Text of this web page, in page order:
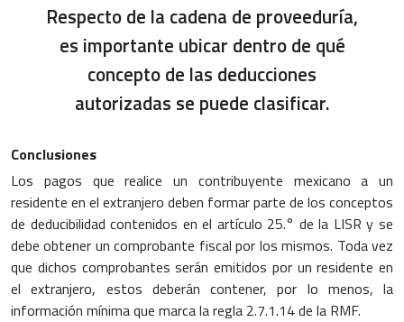
Respecto de la cadena de proveeduría,
es importante ubicar dentro de qué
concepto de las deducciones
autorizadas se puede clasificar.
Conclusiones
Los pagos que realice un contribuyente mexicano a un
residente en el extranjero deben formar parte de los conceptos
de deducibilidad contenidos en el artículo 25.° de la LISR y se
debe obtener un comprobante fiscal por los mismos. Toda vez
que dichos comprobantes serán emitidos por un residente en
el extranjero, estos deberán contener, por lo menos, la
información mínima que marca la regla 2.7.1.14 de la RMF.